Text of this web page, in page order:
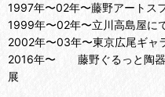
1997年〜02年〜藤野アートス
1999年〜02年〜立川高島屋に
2002年〜03年〜東京広尾ギャ
2016年〜 藤野ぐるっと陶器
展